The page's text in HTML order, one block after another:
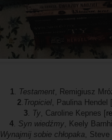
1. Testament, Remigiusz
2. Tropiciel, Paulina Hendel [
3. Ty, Caroline Kepnes [
4. Syn wiedźmy, Keely
Wynajmij sobie chłopaka, Steve